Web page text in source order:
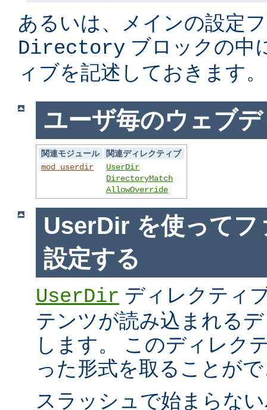
あるいは、メインの設定
Directory ブロックの中
ィブを記述しておきます。
ユーザ毎のウェブ
関連モジュール
関連ディレクティブ
mod_userdir
UserDir
DirectoryMatch
AllowOverride
UserDir を使ってフ
設定する
UserDir ディレクティ
テンツが読み込まれる
します。 このディレク
った形式を取ることが
スラッシュで始まらな